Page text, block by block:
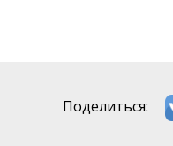
Поделиться: